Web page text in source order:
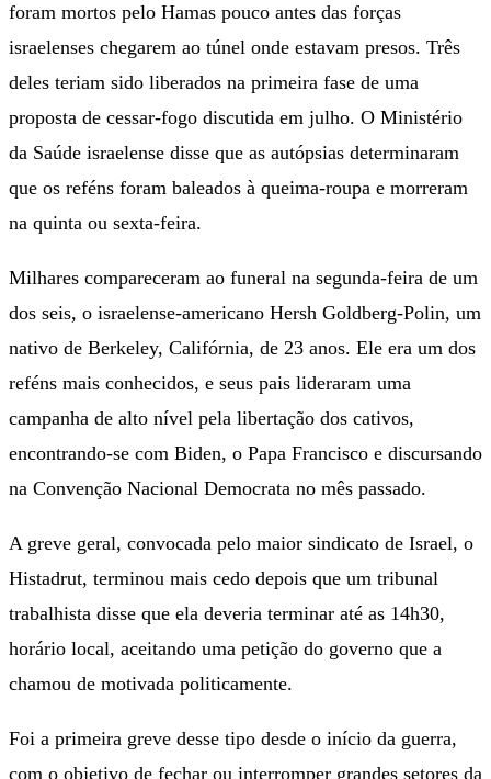
foram mortos pelo Hamas pouco antes das forças
israelenses chegarem ao túnel onde estavam presos. Três
deles teriam sido liberados na primeira fase de uma
proposta de cessar-fogo discutida em julho. O Ministério
da Saúde israelense disse que as autópsias determinaram
que os reféns foram baleados à queima-roupa e morreram
na quinta ou sexta-feira.
Milhares compareceram ao funeral na segunda-feira de um
dos seis, o israelense-americano Hersh Goldberg-Polin, um
nativo de Berkeley, Califórnia, de 23 anos. Ele era um dos
reféns mais conhecidos, e seus pais lideraram uma
campanha de alto nível pela libertação dos cativos,
encontrando-se com Biden, o Papa Francisco e discursando
na Convenção Nacional Democrata no mês passado.
A greve geral, convocada pelo maior sindicato de Israel, o
Histadrut, terminou mais cedo depois que um tribunal
trabalhista disse que ela deveria terminar até as 14h30,
horário local, aceitando uma petição do governo que a
chamou de motivada politicamente.
Foi a primeira greve desse tipo desde o início da guerra,
com o objetivo de fechar ou interromper grandes setores da